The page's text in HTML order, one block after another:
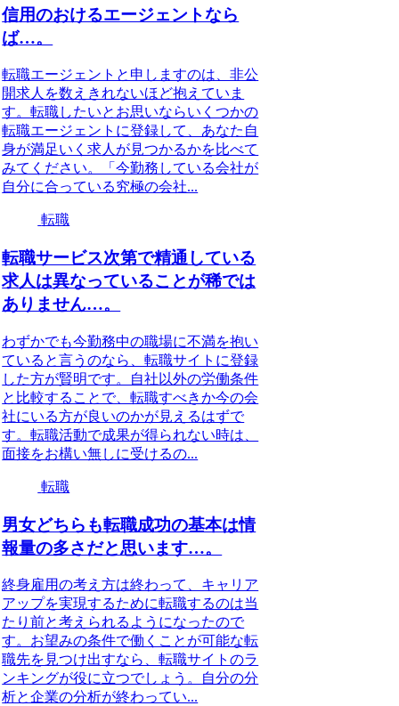
信用のおけるエージェントなら
ば…。
転職エージェントと申しますのは、非公
開求人を数えきれないほど抱えていま
す。転職したいとお思いならいくつかの
転職エージェントに登録して、あなた自
身が満足いく求人が見つかるかを比べて
みてください。「今勤務している会社が
自分に合っている究極の会社...
転職
転職サービス次第で精通している
求人は異なっていることが稀では
ありません…。
わずかでも今勤務中の職場に不満を抱い
ていると言うのなら、転職サイトに登録
した方が賢明です。自社以外の労働条件
と比較することで、転職すべきか今の会
社にいる方が良いのかが見えるはずで
す。転職活動で成果が得られない時は、
面接をお構い無しに受けるの...
転職
男女どちらも転職成功の基本は情
報量の多さだと思います…。
終身雇用の考え方は終わって、キャリア
アップを実現するために転職するのは当
たり前と考えられるようになったので
す。お望みの条件で働くことが可能な転
職先を見つけ出すなら、転職サイトのラ
ンキングが役に立つでしょう。自分の分
析と企業の分析が終わってい...